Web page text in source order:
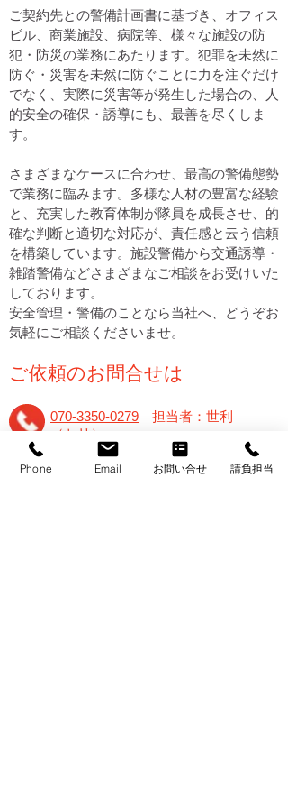
ご契約先との警備計画書に基づき、オフィス
ビル、商業施設、病院等、様々な施設の防
犯・防災の業務にあたります。犯罪を未然に
防ぐ・災害を未然に防ぐことに力を注ぐだけ
でなく、実際に災害等が発生した場合の、人
的安全の確保・誘導にも、最善を尽くしま
す。
さまざまなケースに合わせ、最高の警備態勢
で業務に臨みます。多様な人材の豊富な経験
と、充実した教育体制が隊員を成長させ、的
確な判断と適切な対応が、責任感と云う信頼
を構築しています。施設警備から交通誘導・
雑踏警備などさまざまなご相談をお受けいた
しております。
安全管理・警備のことなら当社へ、どうぞお
気軽にご相談くださいませ。
ご依頼のお問合せは
070-3350-0279 担当者：世利
（セリ）
→お問合せメールフォーム
Phone Email お問い合せ 請負担当